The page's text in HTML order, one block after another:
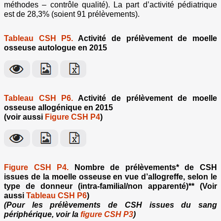
méthodes – contrôle qualité). La part d’activité pédiatrique
est de 28,3% (soient 91 prélèvements).
Tableau CSH P5. Activité de prélèvement de moelle
osseuse autologue en 2015
Tableau CSH P6. Activité de prélèvement de moelle
osseuse allogénique en 2015
(voir aussi Figure CSH P4)
Figure CSH P4. Nombre de prélèvements* de CSH
issues de la moelle osseuse en vue d’allogreffe, selon le
type de donneur (intra-familial/non apparenté)** (Voir
aussiTableau CSH P6)
(Pour les prélèvements de CSH issues du sang
périphérique, voir lafigure CSH P3)